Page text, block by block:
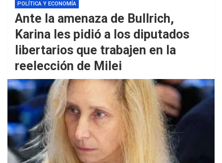
POLÍTICA Y ECONOMÍA
Ante la amenaza de Bullrich,
Karina les pidió a los diputados
libertarios que trabajen en la
reelección de Milei